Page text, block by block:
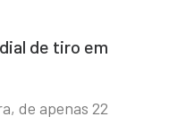
de tiro em
de apenas 22